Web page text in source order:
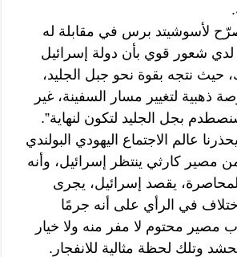
لأسوشيتد برس في مقابلة له
قائلًا:” لدي شعور قوي بأن دولة إسرائيل
حيث نتجه بقوة نحو جبل الجليد،
ذهبية لتغيير مسار السفينة، غير
سنصطدم بجل الجليد لتكون لنهاية”.
عالم الاجتماع اليهودي البولندي
مصير كارثي ينتظر إسرائيل، وأنه
يقصد إسرائيل، يجرى
في الرأي على أنه جرمًا
مصير محتوم لا مفر منه ولا خيار
وتلك لحظة مثالية للانفجار.